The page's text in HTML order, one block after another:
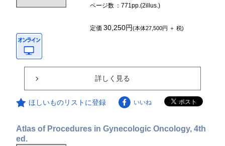
ページ数 ：771pp.(2illus.)
定価30,250円(本体27,500円 ＋ 税)
詳しく見る
ほしいものリストに登録 いいね
Atlas of Procedures in Gynecologic Oncology, 4th
ed.